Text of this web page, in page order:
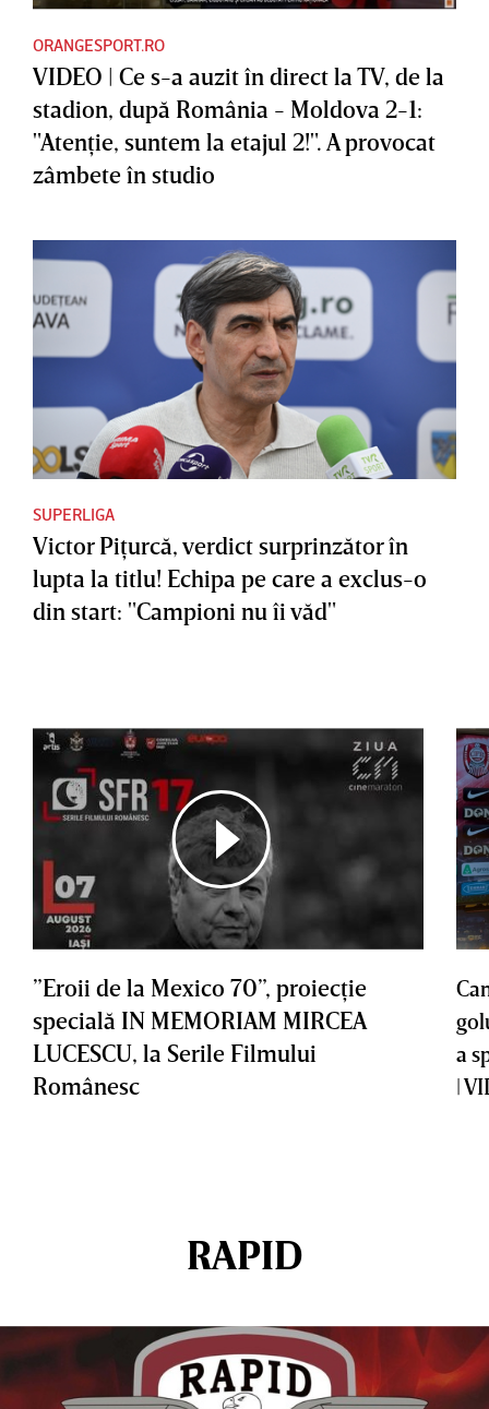
ORANGESPORT.RO
VIDEO | Ce s-a auzit în direct la TV, de la
stadion, după România - Moldova 2-1:
"Atenţie, suntem la etajul 2!". A provocat
zâmbete în studio
SUPERLIGA
Victor Piţurcă, verdict surprinzător în
lupta la titlu! Echipa pe care a exclus-o
din start: "Campioni nu îi văd"
”Eroii de la Mexico 70”, proiecţie
specială IN MEMORIAM MIRCEA
LUCESCU, la Serile Filmului
Românesc
a
|
RAPID